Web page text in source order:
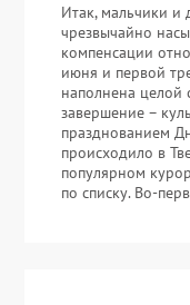
Итак, мальчики и
чрезвычайно
компенсации
июня и первой
наполнена целой
завершение –
празднованием
происходило в
популярном
по списку. Во-